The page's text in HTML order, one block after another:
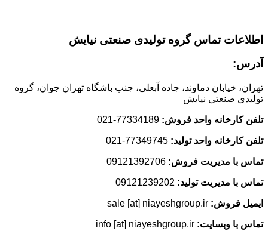
اطلاعات تماس گروه تولیدی صنعتی نیایش
آدرس:
تهران، خیابان دماوند، جاده آبعلی، جنب باشگاه تهران جوان، گروه
تولیدی صنعتی نیایش
تلفن کارخانه واحد فروش: 77334189-021
تلفن کارخانه واحد تولید: 77349745-021
تماس با مدیریت فروش: 09121392706
تماس با مدیریت تولید: 09121239202
ایمیل فروش: sale [at] niayeshgroup.ir
تماس با وبسایت: info [at] niayeshgroup.ir